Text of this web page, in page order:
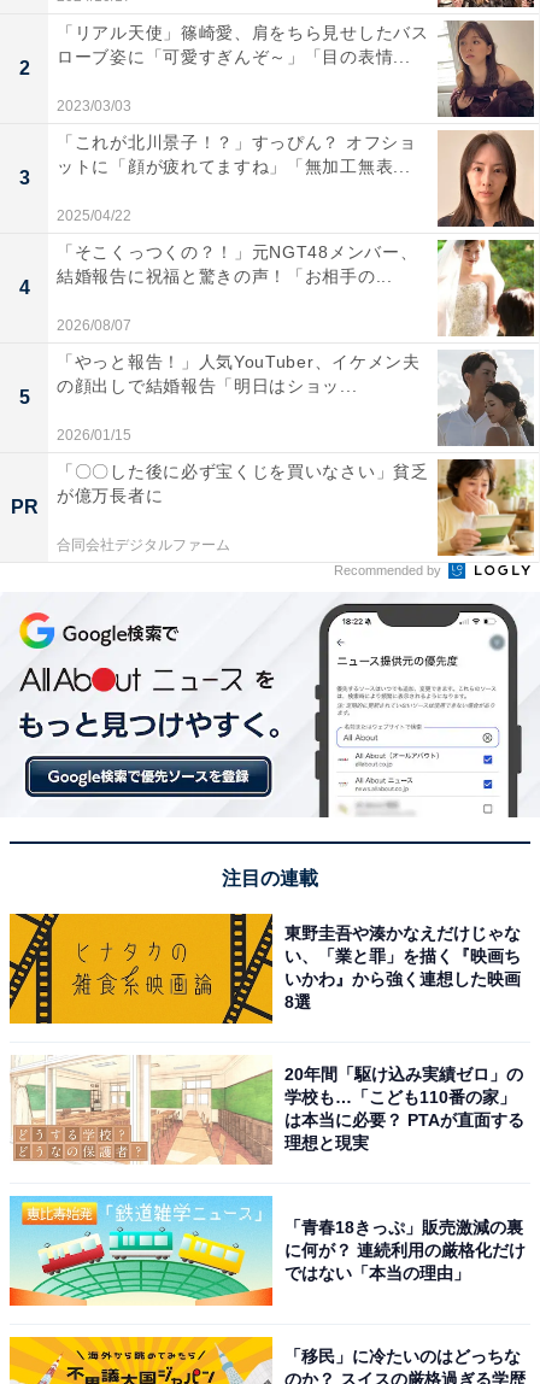
2
「リアル天使」篠崎愛、肩をちら見せしたバス
ローブ姿に「可愛すぎんぞ～」「目の表情...
2023/03/03
3
「これが北川景子！？」すっぴん？ オフショ
ットに「顔が疲れてますね」「無加工無表...
2025/04/22
4
「そこくっつくの？！」元NGT48メンバー、
結婚報告に祝福と驚きの声！「お相手の...
2026/08/07
5
「やっと報告！」人気YouTuber、イケメン夫
の顔出しで結婚報告「明日はショッ...
2026/01/15
PR
「〇〇した後に必ず宝くじを買いなさい」貧乏
が億万長者に
合同会社デジタルファーム
Recommended by
注目の連載
東野圭吾や湊かなえだけじゃな
い、「業と罪」を描く『映画ち
いかわ』から強く連想した映画
8選
20年間「駆け込み実績ゼロ」の
学校も…「こども110番の家」
は本当に必要？ PTAが直面する
理想と現実
「青春18きっぷ」販売激減の裏
に何が？ 連続利用の厳格化だけ
ではない「本当の理由」
「移民」に冷たいのはどっちな
のか？ スイスの厳格過ぎる学歴